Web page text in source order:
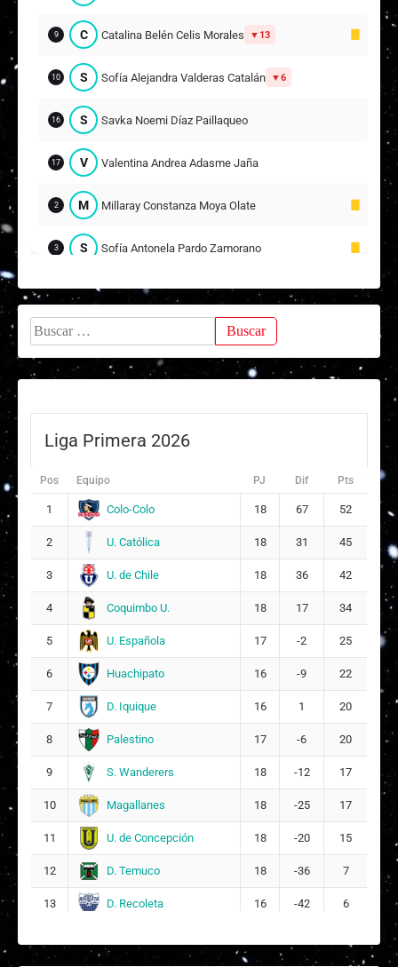
D
A Anthonella Yasmín Pascal Arriagada
9 C Catalina Belén Celis Morales 13
10 S Sofía Alejandra Valderas Catalán 6
16 S Savka Noemi Díaz Paillaqueo
17 V Valentina Andrea Adasme Jaña
2 M Millaray Constanza Moya Olate
3 S Sofía Antonela Pardo Zamorano
15 A Ayline Antonia Sepúlveda Vásquez
Paz Fernanda Cárdenas Hernández
ARQUERA
P Paulette Francisca Marcell Villarroel
S Sandy Yeraldine Álvarez Díaz
G
Buscar:
Liga Primera 2026
Pos Equipo PJ Dif Pts
1 Colo-Colo 18 67 52
2 U. Católica 18 31 45
3 U. de Chile 18 36 42
4 Coquimbo U. 18 17 34
5 U. Española 17 -2 25
6 Huachipato 16 -9 22
7 D. Iquique 16 1 20
8 Palestino 17 -6 20
9 S. Wanderers 18 -12 17
10 Magallanes 18 -25 17
11 U. de Concepción 18 -20 15
12 D. Temuco 18 -36 7
13 D. Recoleta 16 -42 6